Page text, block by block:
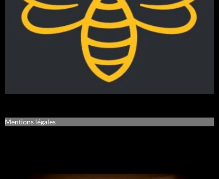
Mentions légales